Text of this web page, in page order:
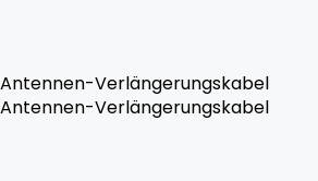
Antennen-Verlängerungskabel
Antennen-Verlängerungskabel